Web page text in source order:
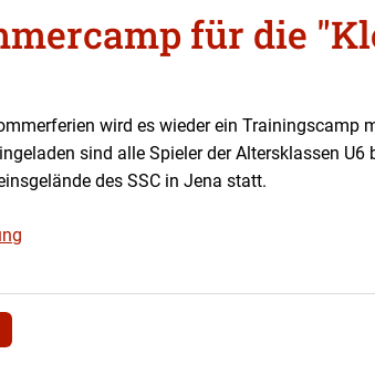
für die
wird es wieder ein Trainingscamp
sind alle Spieler der Altersklassen
des SSC in Jena statt.